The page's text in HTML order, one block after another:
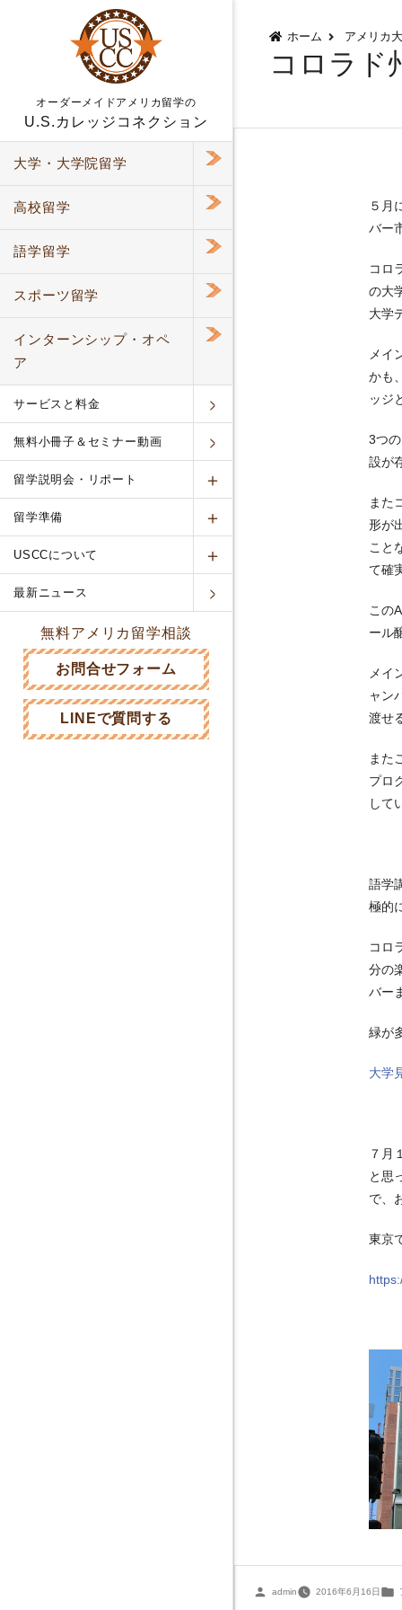
ツ
オーダーメイドアメリカ留学の
U.S.カレッジコネクション
大学・大学院留学
高校留学
語学留学
スポーツ留学
インターンシップ ・オペ
ア
サービスと料金
無料小冊子＆セミナー動画
留学説明会・リポート
留学準備
USCCについて
最新ニュース
無料アメリカ留学相談
お問合せフォーム
LINEで質問する
ホーム アメリカ
コロラド
５月
バー
コロ
の大
大学
メイ
かも
ッジ
3つ
設が
また
形が
こと
て確
この
ール
メイ
ャン
渡せ
また
プロ
して
語学
極的
コロ
分の
バー
緑が
大学
７月
と思
で、
東京
投
admin 2016年6月16日